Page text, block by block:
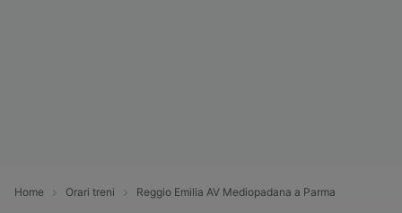
Home Orari treni Reggio Emilia AV Mediopadana a Parma